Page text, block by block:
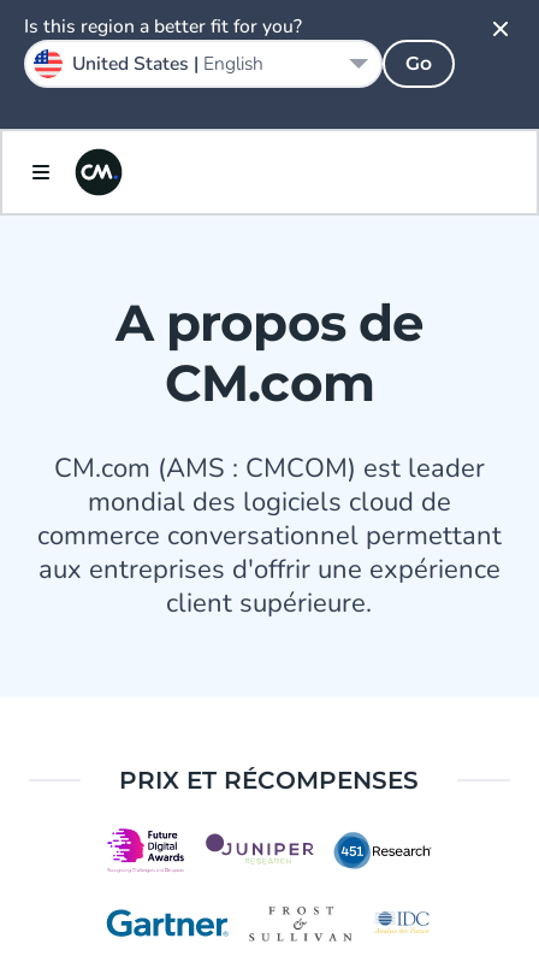
A propos de
CM.com
CM.com (AMS : CMCOM) est leader
mondial des logiciels cloud de
commerce conversationnel permettant
aux entreprises d'offrir une expérience
client supérieure.
PRIX ET RÉCOMPENSES
Is this region a better fit for you?
United States | English Go